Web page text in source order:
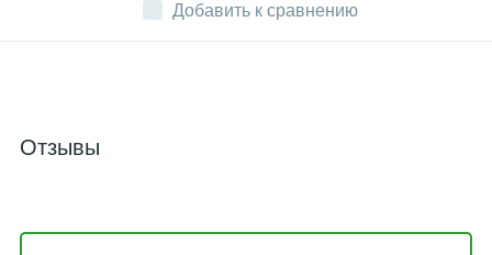
Добавить к сравнению
Отзывы